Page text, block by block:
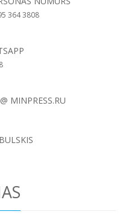
364 3808
MINPRESS.RU